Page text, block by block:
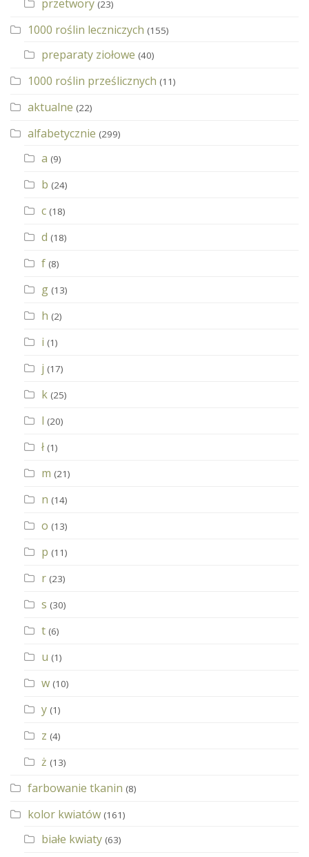
przetwory (23)
1000 roślin leczniczych (155)
preparaty ziołowe (40)
1000 roślin prześlicznych (11)
aktualne (22)
alfabetycznie (299)
a (9)
b (24)
c (18)
d (18)
f (8)
g (13)
h (2)
i (1)
j (17)
k (25)
l (20)
ł (1)
m (21)
n (14)
o (13)
p (11)
r (23)
s (30)
t (6)
u (1)
w (10)
y (1)
z (4)
ż (13)
farbowanie tkanin (8)
kolor kwiatów (161)
białe kwiaty (63)